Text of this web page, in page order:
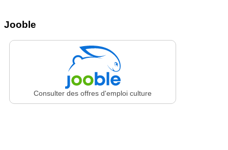
Jooble
Consulter des offres d'emploi culture